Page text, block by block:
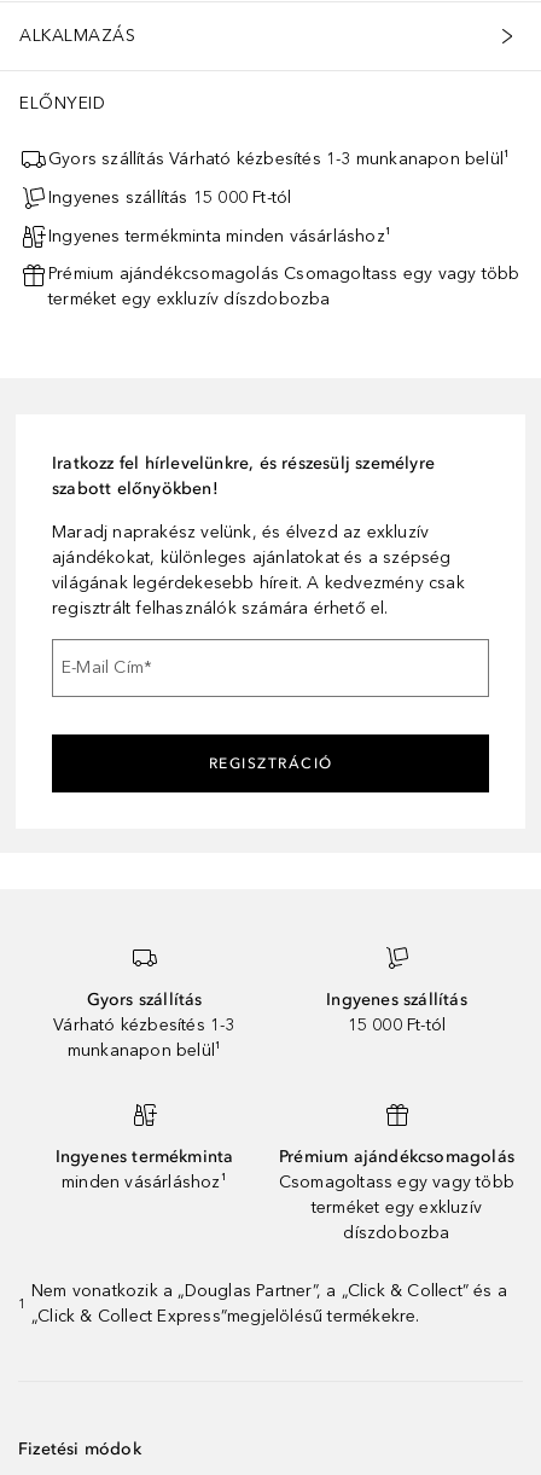
ALKALMAZÁS
ELŐNYEID
Gyors szállítás Várható kézbesítés 1-3 munkanapon belül¹
Ingyenes szállítás 15 000 Ft-tól
Ingyenes termékminta minden vásárláshoz¹
Prémium ajándékcsomagolás Csomagoltass egy vagy több
terméket egy exkluzív díszdobozba
Iratkozz fel hírlevelünkre, és részesülj személyre
szabott előnyökben!
Maradj naprakész velünk, és élvezd az exkluzív
ajándékokat, különleges ajánlatokat és a szépség
világának legérdekesebb híreit. A kedvezmény csak
regisztrált felhasználók számára érhető el.
E-Mail Cím*
REGISZTRÁCIÓ
Gyors szállítás
Várható kézbesítés 1-3
munkanapon belül¹
Ingyenes szállítás
15 000 Ft-tól
Ingyenes termékminta
minden vásárláshoz¹
Prémium ajándékcsomagolás
Csomagoltass egy vagy több
terméket egy exkluzív
díszdobozba
1
Nem vonatkozik a „Douglas Partner”, a „Click & Collect” és a
„Click & Collect Express”megjelölésű termékekre.
Fizetési módok